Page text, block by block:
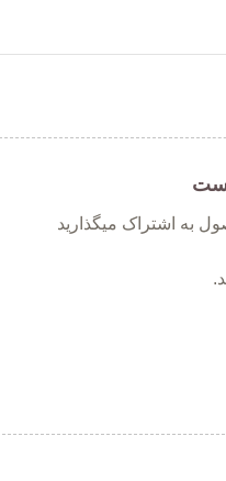
به اشتراک میگذارید